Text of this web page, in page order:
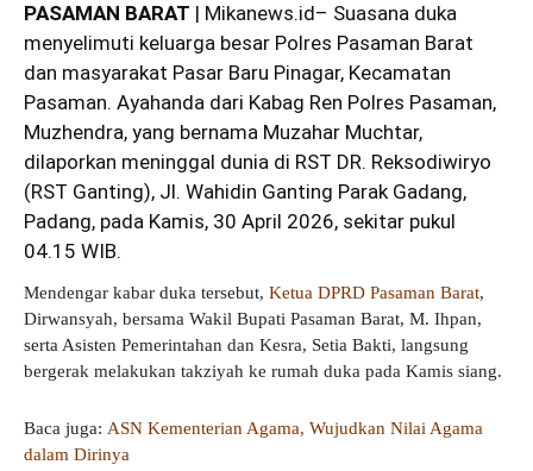
PASAMAN BARAT | Mikanews.id– Suasana duka
menyelimuti keluarga besar Polres Pasaman Barat
dan masyarakat Pasar Baru Pinagar, Kecamatan
Pasaman. Ayahanda dari Kabag Ren Polres Pasaman,
Muzhendra, yang bernama Muzahar Muchtar,
dilaporkan meninggal dunia di RST DR. Reksodiwiryo
(RST Ganting), Jl. Wahidin Ganting Parak Gadang,
Padang, pada Kamis, 30 April 2026, sekitar pukul
04.15 WIB.
Mendengar kabar duka tersebut, Ketua DPRD Pasaman Barat,
Dirwansyah, bersama Wakil Bupati Pasaman Barat, M. Ihpan,
serta Asisten Pemerintahan dan Kesra, Setia Bakti, langsung
bergerak melakukan takziyah ke rumah duka pada Kamis siang.
Baca juga: ASN Kementerian Agama, Wujudkan Nilai Agama
dalam Dirinya